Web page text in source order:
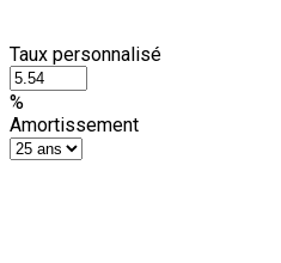
Taux personnalisé
%
Amortissement